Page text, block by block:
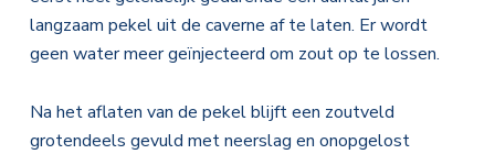
langzaam pekel uit de caverne af te laten. Er wordt
geen water meer geïnjecteerd om zout op te lossen.
Na het aflaten van de pekel blijft een zoutveld
grotendeels gevuld met neerslag en onopgelost